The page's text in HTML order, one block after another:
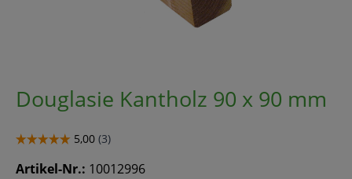
Douglasie Kantholz 90 x 90 mm
Artikel-Nr.: 10012996